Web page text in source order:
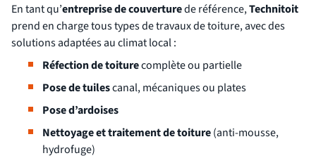
En tant qu’entreprise de couverturede référence,Technitoit
prend en charge tous types de travaux de toiture, avec des
solutions adaptées au climat local :
Réfection de toiturecomplète ou partielle
Pose de tuilescanal, mécaniques ou plates
Pose d’ardoises
Nettoyage et traitement de toiture(anti-mousse,
hydrofuge)